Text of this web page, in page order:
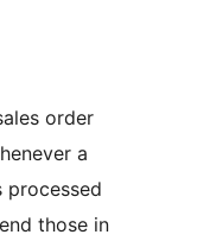
order
a
processed
those in